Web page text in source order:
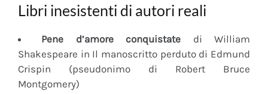
Libri inesistenti di autori reali
Pene d’amore conquistate di William
Shakespeare in Il manoscritto perduto di Edmund
Crispin (pseudonimo di Robert Bruce
Montgomery)